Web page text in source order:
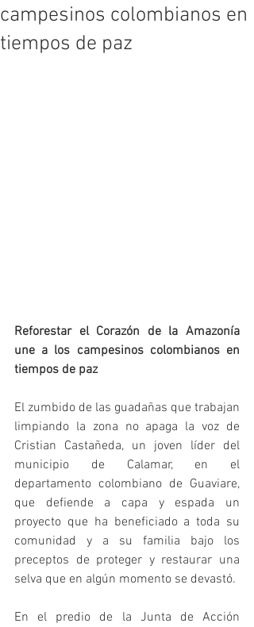
campesinos colombianos en
tiempos de paz
Reforestar el Corazón de la Amazonía
une a los campesinos colombianos en
tiempos de paz
El zumbido de las guadañas que trabajan
limpiando la zona no apaga la voz de
Cristian Castañeda, un joven líder del
municipio de Calamar, en el
departamento colombiano de Guaviare,
que defiende a capa y espada un
proyecto que ha beneficiado a toda su
comunidad y a su familia bajo los
preceptos de proteger y restaurar una
selva que en algún momento se devastó.
En el predio de la Junta de Acción